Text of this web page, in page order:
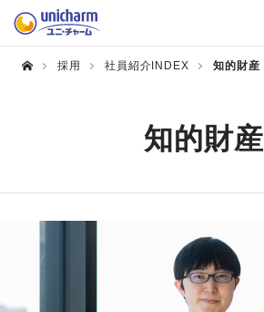
採用 社員紹介INDEX 知的財産
知的財産